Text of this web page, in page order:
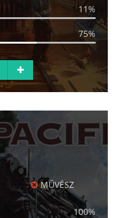
11%
75%
MŰVÉSZ
100%